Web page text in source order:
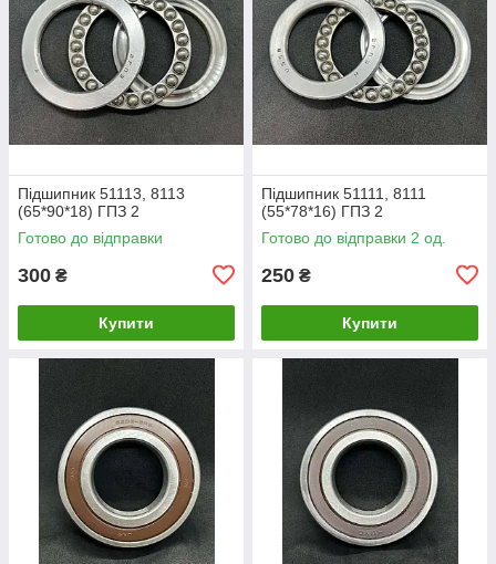
Підшипник 51113, 8113
(65*90*18) ГПЗ 2
Готово до відправки
300 ₴
Купити
Підшипник 51111, 8111
(55*78*16) ГПЗ 2
Готово до відправки 2 од.
250 ₴
Купити